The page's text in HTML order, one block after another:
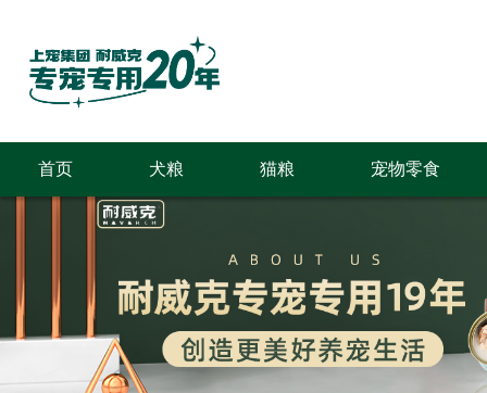
首页 犬粮 猫粮 宠物零食